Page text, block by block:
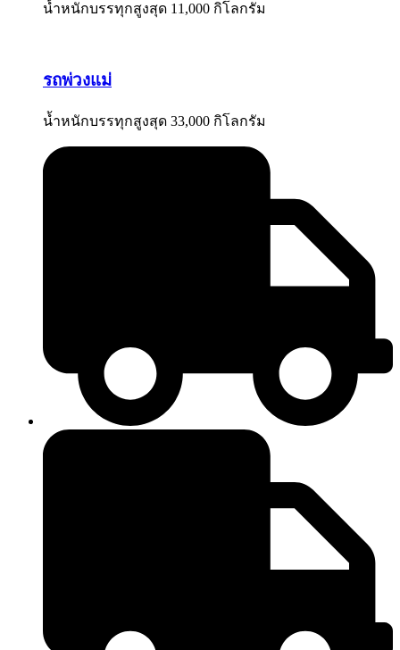
น้ำหนักบรรทุกสูงสุด 11,000 กิโลกรัม
รถพ่วงแม่
น้ำหนักบรรทุกสูงสุด 33,000 กิโลกรัม